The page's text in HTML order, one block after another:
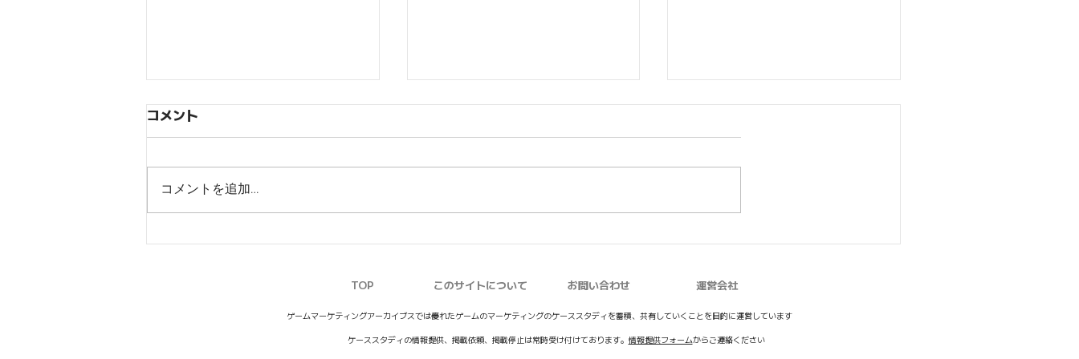
【ジョジョの奇妙な冒険オラ
ース100日記念キャンペーン
【アークナイツ：エンドフィ
登録イベント「最終準備」開
【学園アイドルマスター】
脱出ゲームを実施
コメント
コメントを追加…
TOP このサイトについて お問い合わせ 運営会社
ゲームマーケティングアーカイブスでは優れたゲームのマーケティングのケーススタディを蓄積、共有していくことを目的に運営しています
ケーススタディの情報提供、掲載依頼、掲載停止は常時受け付けております。 情報提供フォームからご連絡ください